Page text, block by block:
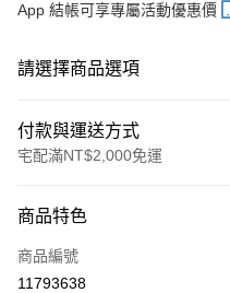
App 結帳可享專屬活動優惠價
請選擇商品選項
付款與運送方式
宅配滿NT$2,000免運
信用卡一次付款
信用卡分期付款
商品特色
商品編號
11793638